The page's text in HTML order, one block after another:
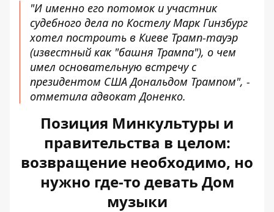
"И именно его потомок и участник
судебного дела по Костелу Марк Гинзбург
хотел построить в Киеве Трамп-тауэр
(известный как "башня Трампа"), о чем
имел основательную встречу с
президентом США Дональдом Трампом", -
отметила адвокат Доненко.
Позиция Минкультуры и
правительства в целом:
возвращение необходимо, но
нужно где-то девать Дом
музыки